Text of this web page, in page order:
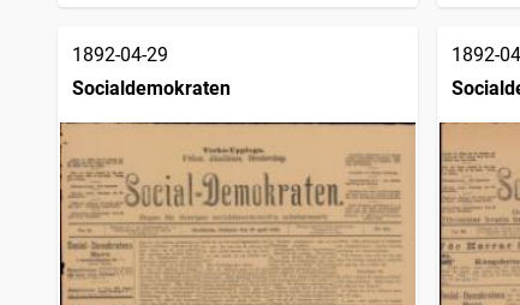
1892-04-29
Socialdemokraten
1892-